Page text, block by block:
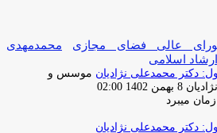
عالی فضای مجازی
محمدمهدی
اسلامی
موسس و
ارسال
ایمیل
8 بهمن 1402 02:00